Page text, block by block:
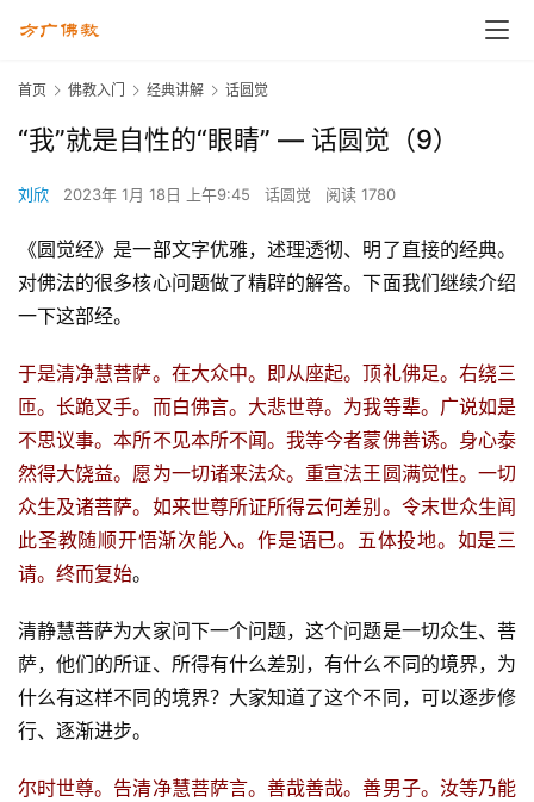
首页 佛教入门 经典讲解 话圆觉
“我”就是自性的“眼睛” — 话圆觉（9）
刘欣 2023年 1月 18日 上午9:45 话圆觉 阅读 1780
《圆觉经》是一部文字优雅，述理透彻、明了直接的经典。
对佛法的很多核心问题做了精辟的解答。下面我们继续介绍
一下这部经。
于是清净慧菩萨。在大众中。即从座起。顶礼佛足。右绕三
匝。长跪叉手。而白佛言。大悲世尊。为我等辈。广说如是
不思议事。本所不见本所不闻。我等今者蒙佛善诱。身心泰
然得大饶益。愿为一切诸来法众。重宣法王圆满觉性。一切
众生及诸菩萨。如来世尊所证所得云何差别。令末世众生闻
此圣教随顺开悟渐次能入。作是语已。五体投地。如是三
请。终而复始。
清静慧菩萨为大家问下一个问题，这个问题是一切众生、菩
萨，他们的所证、所得有什么差别，有什么不同的境界，为
什么有这样不同的境界？大家知道了这个不同，可以逐步修
行、逐渐进步。
尔时世尊。告清净慧菩萨言。善哉善哉。善男子。汝等乃能